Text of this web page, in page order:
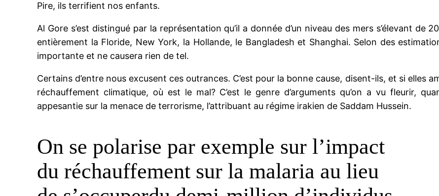
Pire, ils terrifient nos enfants.
Al Gore s’est distingué par la représentation qu’il a donnée d’un niveau des mers s’élevant de
entièrement la Floride, New York, la Hollande, le Bangladesh et Shanghai. Selon des
importante et ne causera rien de tel.
Certains d’entre nous excusent ces outrances. C’est pour la bonne cause, disent-ils, et si elles
réchauffement climatique, où est le mal? C’est le genre d’arguments qu’on a vu fleurir,
appesantie sur la menace de terrorisme, l’attribuant au régime irakien de Saddam Hussein.
On se polarise par exemple sur l’impact
du réchauffement sur la malaria au lieu